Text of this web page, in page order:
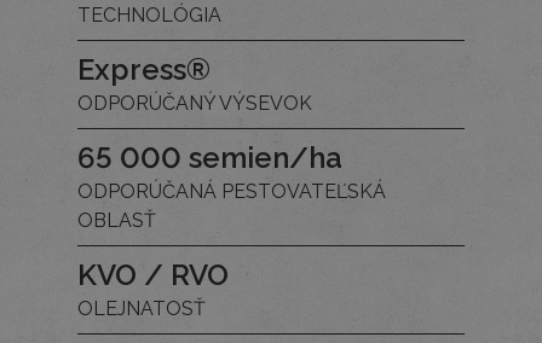
TECHNOLÓGIA
Express®
ODPORÚČANÝ VÝSEVOK
65 000 semien/ha
ODPORÚČANÁ PESTOVATEĽSKÁ
OBLASŤ
KVO / RVO
OLEJNATOSŤ